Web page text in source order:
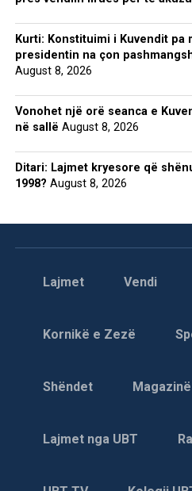
Kurti: Konstituimi i Kuvendit pa
presidentin na çon
August 8, 2026
Vonohet një orë seanca e
në sallë August 8, 2026
Ditari: Lajmet kryesore që
1998? August 8, 2026
Lajmet Vendi
Kornikë e Zezë
Shëndet Magazinë
Lajmet nga UBT